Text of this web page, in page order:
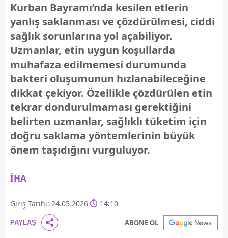
Kurban Bayramı’nda kesilen etlerin
yanlış saklanması ve çözdürülmesi, ciddi
sağlık sorunlarına yol açabiliyor.
Uzmanlar, etin uygun koşullarda
muhafaza edilmemesi durumunda
bakteri oluşumunun hızlanabileceğine
dikkat çekiyor. Özellikle çözdürülen etin
tekrar dondurulmaması gerektiğini
belirten uzmanlar, sağlıklı tüketim için
doğru saklama yöntemlerinin büyük
önem taşıdığını vurguluyor.
İHA
Giriş Tarihi: 24.05.2026 14:10
PAYLAŞ ABONE OL